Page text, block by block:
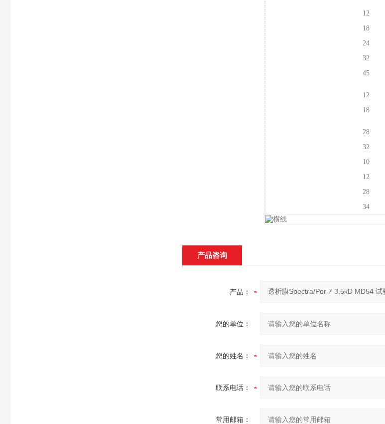
12
18
24
32
45
12
18
28
32
10
12
28
34
产品咨询
产品：
您的单位：
您的姓名：
联系电话：
常用邮箱：